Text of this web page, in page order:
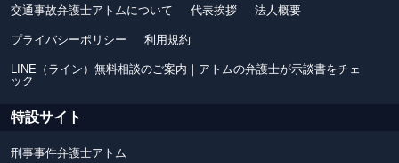
交通事故弁護士アトムについて 代表挨拶 法人概要
プライバシーポリシー 利用規約
LINE（ライン）無料相談のご案内｜アトムの弁護士が示談書をチェ
ック
特設サイト
刑事事件弁護士アトム